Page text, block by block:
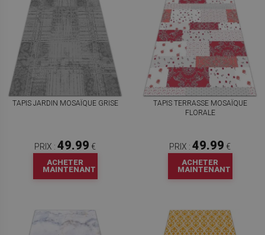
TAPIS JARDIN MOSAÏQUE GRISE
PRIX : 49.99 €
ACHETER
MAINTENANT
TAPIS TERRASSE MOSAÏQUE
FLORALE
PRIX : 49.99 €
ACHETER
MAINTENANT